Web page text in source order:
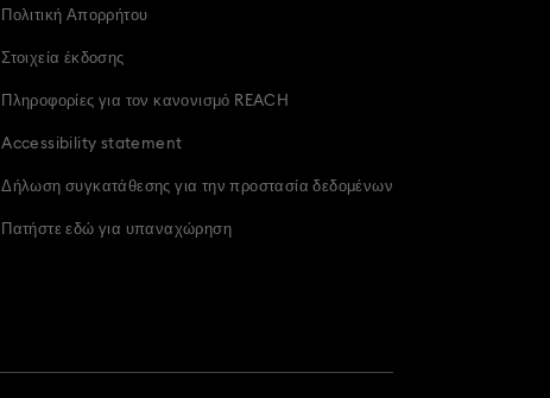
Πολιτική Απορρήτου
Στοιχεία έκδοσης
Πληροφορίες για τον κανονισμό REACH
Accessibility statement
Δήλωση συγκατάθεσης για την προστασία δεδομένων
Πατήστε εδώ για υπαναχώρηση